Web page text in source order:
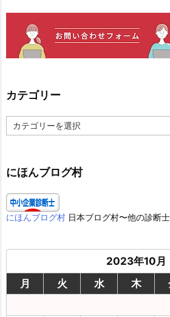
カテゴリー
テ
ー
にほんブログ村
にほんブログ村 日本ブログ村〜他の診断
2023年10月
月
火 水 木